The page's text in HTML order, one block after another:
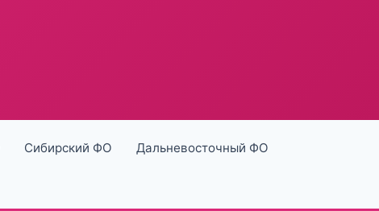
Сибирский ФО Дальневосточный ФО